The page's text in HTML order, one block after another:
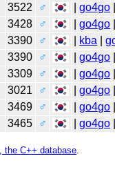
3522 ♂ |go4go
3428 ♂ |go4go
3390 ♂ kba |
3390 ♂ |go4go
3309 ♂ |go4go
3021 ♂ |go4go
3469 ♂ |go4go
3465 ♂ |go4go
the C++ database